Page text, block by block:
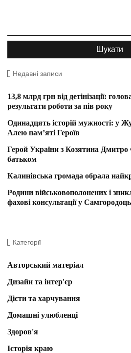
Недавні записи
13,8 млрд грн від детінізації:
результати роботи за пів року
Одинадцять історій мужності: у
Алею пам’яті Героїв
Герой України з Козятина
батьком
Калинівська громада обрала
Родини військовополонених і
фахові консультації у
Категорії
Авторський матеріал
Дизайн та інтер'єр
Дієти та харчування
Домашні улюбленці
Здоров'я
Історія краю